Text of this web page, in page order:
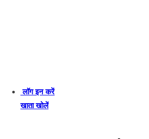
लॉग इन करें
खाता खोलें